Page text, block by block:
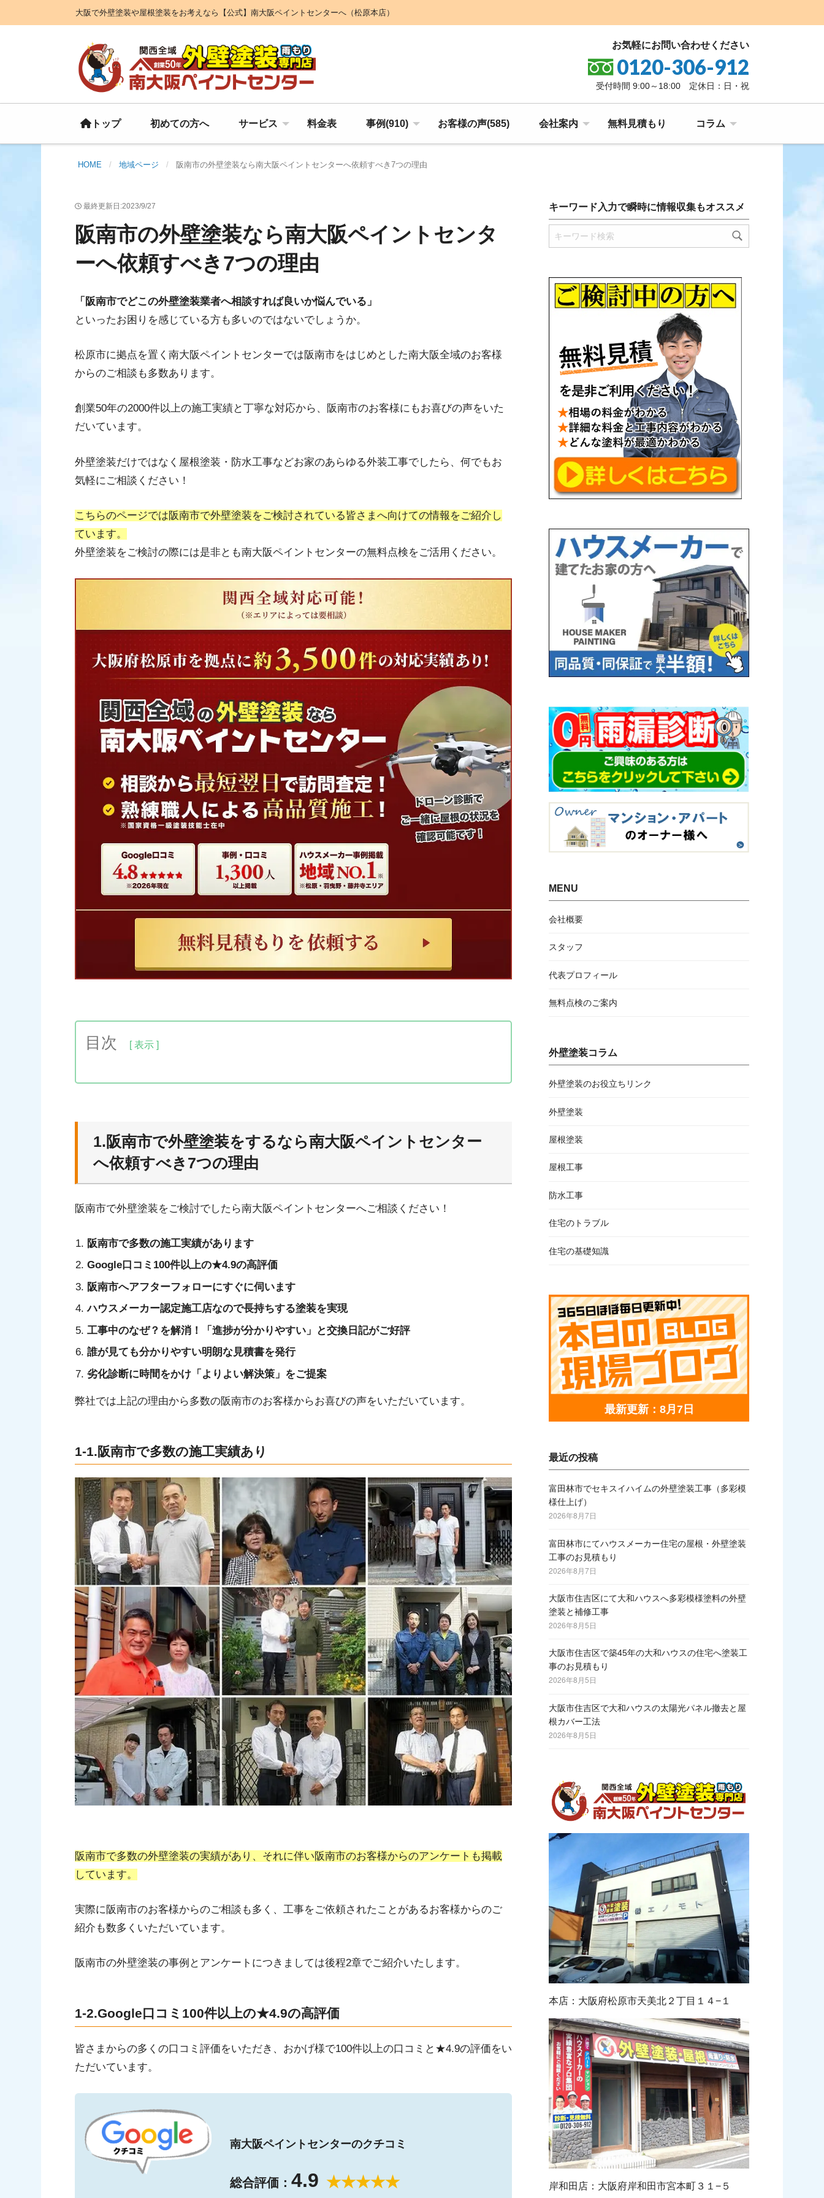
大阪で外壁塗装や屋根塗装をお考えなら【公式】南大阪ペイントセンターへ（松原本店）
お気軽にお問い合わせください
0120-306-912
受付時間 9:00～18:00 定休日：日・祝
トップ 初めての方へ サービス 料金表 事例(910) お客様の声(585) 会社案内 無料見積もり コラム
HOME 地域ページ 阪南市の外壁塗装なら南大阪ペイントセンターへ依頼すべき7つの理由
最終更新日:2023/9/27
阪南市の外壁塗装なら南大阪ペイントセンタ
ーへ依頼すべき7つの理由
「阪南市でどこの外壁塗装業者へ相談すれば良いか悩んでいる」
といったお困りを感じている方も多いのではないでしょうか。
松原市に拠点を置く南大阪ペイントセンターでは阪南市をはじめとした南大阪全域のお客様
からのご相談も多数あります。
創業50年の2000件以上の施工実績と丁寧な対応から、阪南市のお客様にもお喜びの声をいた
だいています。
外壁塗装だけではなく屋根塗装・防水工事などお家のあらゆる外装工事でしたら、何でもお
気軽にご相談ください！
こちらのページでは阪南市で外壁塗装をご検討されている皆さまへ向けての情報をご紹介し
ています。
外壁塗装をご検討の際には是非とも南大阪ペイントセンターの無料点検をご活用ください。
目次
1.阪南市で外壁塗装をするなら南大阪ペイントセンターへ依頼すべき7つの理由
1-3.阪南市へアフターフォローにすぐに伺います
1-4.ハウスメーカー認定施工店なので長持ちする塗装を実現
1-5.工事中のなぜ？を解消！「進捗が分かりやすい」と交換日記がご好評
1-7.劣化診断に30分以上の時間をかける
3.阪南市のお客様アンケート
4.阪南市で一番良い外壁塗装をするなら南大阪ペイントセンターへおまかせください
1.阪南市で外壁塗装をするなら南大阪ペイントセンター
へ依頼すべき7つの理由
阪南市で外壁塗装をご検討でしたら南大阪ペイントセンターへご相談ください！
阪南市で多数の施工実績があります
Google口コミ100件以上の★4.9の高評価
阪南市へアフターフォローにすぐに伺います
ハウスメーカー認定施工店なので長持ちする塗装を実現
工事中のなぜ？を解消！「進捗が分かりやすい」と交換日記がご好評
誰が見ても分かりやすい明朗な見積書を発行
劣化診断に時間をかけ「よりよい解決策」をご提案
弊社では上記の理由から多数の阪南市のお客様からお喜びの声をいただいています。
1-1.阪南市で多数の施工実績あり
阪南市で多数の外壁塗装の実績があり、それに伴い阪南市のお客様からのアンケートも掲載
しています。
実際に阪南市のお客様からのご相談も多く、工事をご依頼されたことがあるお客様からのご
紹介も数多くいただいています。
阪南市の外壁塗装の事例とアンケートにつきましては後程2章でご紹介いたします。
1-2.Google口コミ100件以上の★4.9の高評価
皆さまからの多くの口コミ評価をいただき、おかげ様で100件以上の口コミと★4.9の評価をい
ただいています。
南大阪ペイントセンターのクチコミ
総合評価：4.9 ★★★★★
キーワード入力で瞬時に情報収集もオススメ
MENU
会社概要
スタッフ
代表プロフィール
無料点検のご案内
外壁塗装コラム
外壁塗装のお役立ちリンク
外壁塗装
屋根塗装
屋根工事
防水工事
住宅のトラブル
住宅の基礎知識
最新更新：8月7日
最近の投稿
富田林市でセキスイハイムの外壁塗装工事（多彩模
様仕上げ）
2026年8月7日
富田林市にてハウスメーカー住宅の屋根・外壁塗装
工事のお見積もり
2026年8月7日
大阪市住吉区にて大和ハウスへ多彩模様塗料の外壁
塗装と補修工事
2026年8月5日
大阪市住吉区で築45年の大和ハウスの住宅へ塗装工
事のお見積もり
2026年8月5日
大阪市住吉区で大和ハウスの太陽光パネル撤去と屋
根カバー工法
2026年8月5日
本店：大阪府松原市天美北２丁目１４−１
岸和田店：大阪府岸和田市宮本町３１−５